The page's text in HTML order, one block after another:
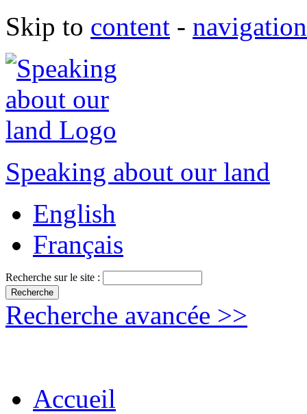
Skip to content - navigation
Speaking about our land
English
Français
Recherche sur le site :
Recherche avancée >>
Accueil